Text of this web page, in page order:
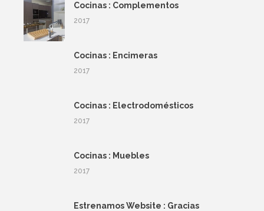
Cocinas : Complementos
2017
Cocinas : Encimeras
2017
Cocinas : Electrodomésticos
2017
Cocinas : Muebles
2017
Estrenamos Website : Gracias